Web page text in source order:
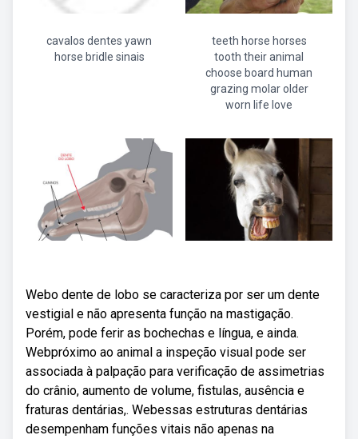
cavalos dentes yawn
horse bridle sinais
teeth horse horses
tooth their animal
choose board human
grazing molar older
worn life love
Webo dente de lobo se caracteriza por ser um dente
vestigial e não apresenta função na mastigação.
Porém, pode ferir as bochechas e língua, e ainda.
Webpróximo ao animal a inspeção visual pode ser
associada à palpação para verificação de assimetrias
do crânio, aumento de volume, fistulas, ausência e
fraturas dentárias,. Webessas estruturas dentárias
desempenham funções vitais não apenas na